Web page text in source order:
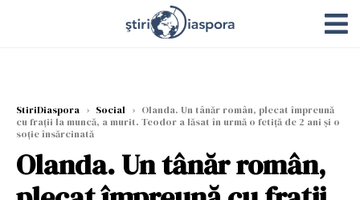
StiriDiaspora › Social › Olanda. Un tânăr român, plecat împreună
cu frații la muncă, a murit. Teodor a lăsat în urmă o fetiță de 2 ani și o
soție însărcinată
Olanda. Un tânăr român,